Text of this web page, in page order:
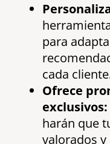
para
cada
Ofrece
exclusivos:
harán que
valorados